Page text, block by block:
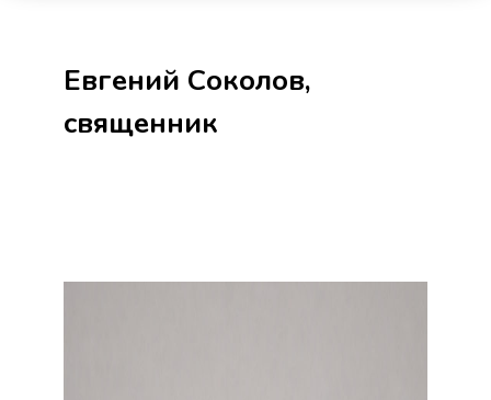
Евгений Соколов,
священник